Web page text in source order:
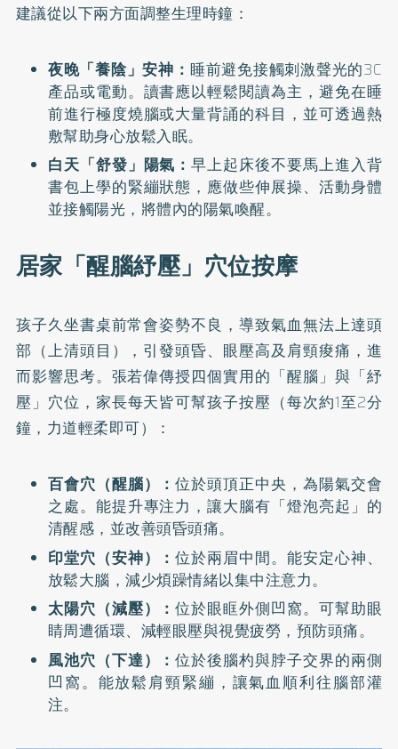
建議從以下兩方面調整生理時鐘：
夜晚「養陰」安神： 睡前避免接觸刺激聲光的3C
產品或電動。讀書應以輕鬆閱讀為主，避免在睡
前進行極度燒腦或大量背誦的科目，並可透過熱
敷幫助身心放鬆入眠。
白天「舒發」陽氣：早上起床後不要馬上進入背
書包上學的緊繃狀態，應做些伸展操、活動身體
並接觸陽光，將體內的陽氣喚醒。
居家「醒腦紓壓」穴位按摩
孩子久坐書桌前常會姿勢不良，導致氣血無法上達頭
部（上清頭目），引發頭昏、眼壓高及肩頸痠痛，進
而影響思考。張若偉傳授四個實用的「醒腦」與「紓
壓」穴位，家長每天皆可幫孩子按壓（每次約1至2分
鐘，力道輕柔即可）：
百會穴（醒腦）：位於頭頂正中央，為陽氣交會
之處。能提升專注力，讓大腦有「燈泡亮起」的
清醒感，並改善頭昏頭痛。
印堂穴（安神）：位於兩眉中間。能安定心神、
放鬆大腦，減少煩躁情緒以集中注意力。
太陽穴（減壓）：位於眼眶外側凹窩。可幫助眼
睛周遭循環、減輕眼壓與視覺疲勞，預防頭痛。
風池穴（下達）：位於後腦杓與脖子交界的兩側
凹窩。能放鬆肩頸緊繃，讓氣血順利往腦部灌
注。